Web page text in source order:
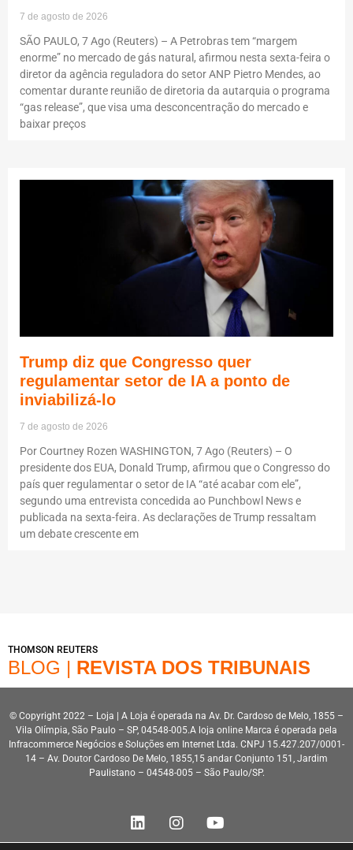
7 de agosto de 2026
SÃO PAULO, 7 Ago (Reuters) – A Petrobras tem “margem
enorme” no mercado de gás natural, afirmou nesta sexta-feira o
diretor da agência reguladora do setor ANP Pietro Mendes, ao
comentar durante reunião de diretoria da autarquia o programa
“gas release”, que visa uma desconcentração do mercado e
baixar preços
Trump diz que Congresso quer
regulamentar setor de IA a ponto de
inviabilizá-lo
7 de agosto de 2026
Por Courtney Rozen WASHINGTON, 7 Ago (Reuters) – O
presidente dos EUA, Donald Trump, afirmou que o Congresso do
país quer regulamentar o setor de IA “até acabar com ele”,
segundo uma entrevista concedida ao Punchbowl News e
publicada na sexta-feira. As declarações de Trump ressaltam
um debate crescente em
THOMSON REUTERS
BLOG | REVISTA DOS TRIBUNAIS
© Copyright 2022 – Loja | A Loja é operada na Av. Dr. Cardoso de Melo, 1855 –
Vila Olímpia, São Paulo – SP, 04548-005.A loja online Marca é operada pela
Infracommerce Negócios e Soluções em Internet Ltda. CNPJ 15.427.207/0001-
14 – Av. Doutor Cardoso De Melo, 1855,15 andar Conjunto 151, Jardim
Paulistano – 04548-005 – São Paulo/SP.